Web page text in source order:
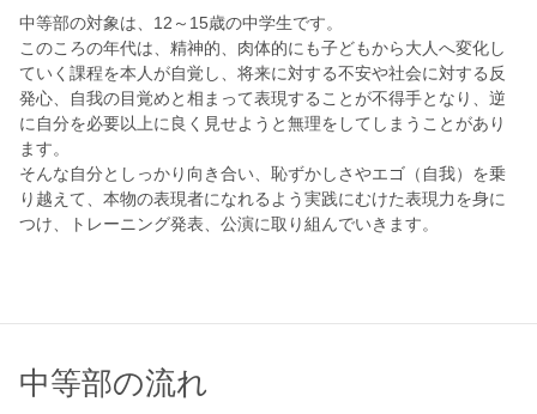
中等部の対象は、12～15歳の中学生です。
このころの年代は、精神的、肉体的にも子どもから大人へ変化し
ていく課程を本人が自覚し、将来に対する不安や社会に対する反
発心、自我の目覚めと相まって表現することが不得手となり、逆
に自分を必要以上に良く見せようと無理をしてしまうことがあり
ます。
そんな自分としっかり向き合い、恥ずかしさやエゴ（自我）を乗
り越えて、本物の表現者になれるよう実践にむけた表現力を身に
つけ、トレーニング発表、公演に取り組んでいきます。
中等部の流れ